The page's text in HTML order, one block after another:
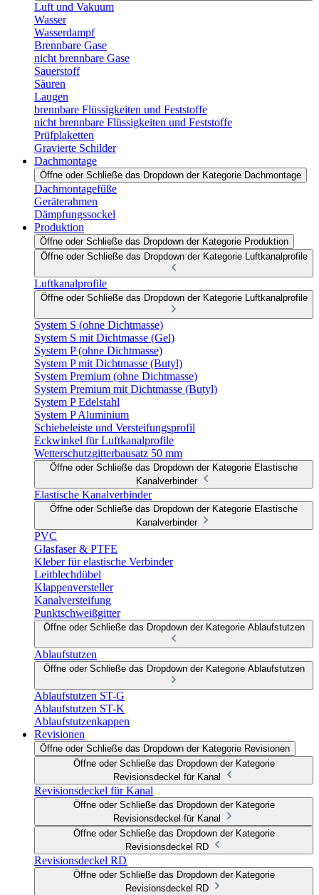
Luft und Vakuum
Wasser
Wasserdampf
Brennbare Gase
nicht brennbare Gase
Sauerstoff
Säuren
Laugen
brennbare Flüssigkeiten und Feststoffe
nicht brennbare Flüssigkeiten und Feststoffe
Prüfplaketten
Gravierte Schilder
Dachmontage
Öffne oder Schließe das Dropdown der Kategorie Dachmontage
Dachmontagefüße
Geräterahmen
Dämpfungssockel
Produktion
Öffne oder Schließe das Dropdown der Kategorie Produktion
Öffne oder Schließe das Dropdown der Kategorie Luftkanalprofile
Luftkanalprofile
Öffne oder Schließe das Dropdown der Kategorie Luftkanalprofile
System S (ohne Dichtmasse)
System S mit Dichtmasse (Gel)
System P (ohne Dichtmasse)
System P mit Dichtmasse (Butyl)
System Premium (ohne Dichtmasse)
System Premium mit Dichtmasse (Butyl)
System P Edelstahl
System P Aluminium
Schiebeleiste und Versteifungsprofil
Eckwinkel für Luftkanalprofile
Wetterschutzgitterbausatz 50 mm
Öffne oder Schließe das Dropdown der Kategorie Elastische
Kanalverbinder
Elastische Kanalverbinder
Öffne oder Schließe das Dropdown der Kategorie Elastische
Kanalverbinder
PVC
Glasfaser & PTFE
Kleber für elastische Verbinder
Leitblechdübel
Klappenversteller
Kanalversteifung
Punktschweißgitter
Öffne oder Schließe das Dropdown der Kategorie Ablaufstutzen
Ablaufstutzen
Öffne oder Schließe das Dropdown der Kategorie Ablaufstutzen
Ablaufstutzen ST-G
Ablaufstutzen ST-K
Ablaufstutzenkappen
Revisionen
Öffne oder Schließe das Dropdown der Kategorie Revisionen
Öffne oder Schließe das Dropdown der Kategorie
Revisionsdeckel für Kanal
Revisionsdeckel für Kanal
Öffne oder Schließe das Dropdown der Kategorie
Revisionsdeckel für Kanal
Öffne oder Schließe das Dropdown der Kategorie
Revisionsdeckel RD
Revisionsdeckel RD
Öffne oder Schließe das Dropdown der Kategorie
Revisionsdeckel RD